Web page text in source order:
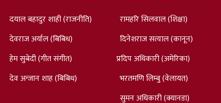
दयाल बहादुर शाही (राजनीति)
देवराज अर्याल (बिबिध)
हेम सुबेदी (गीत संगीत)
देव अन्जान शाह (बिबिध)
रामहरि सिलवाल (शिक्षा)
दिनेशराज सत्याल (कानून)
प्रदिप अधिकारी (अमेरिका)
भरतमणि लिम्बु (वेलायत)
सुमन अधिकारी (क्यानडा)